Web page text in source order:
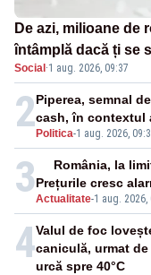
De azi, milioane de
întâmplă dacă ți se
Social ·1 aug. 2026, 09:37
2 Politica-1 aug. 2026,
Piperea, semnal
cash, în contextul
3Actualitate-1 aug. 2026,
România, la
Prețurile cresc
4Valul de foc
caniculă, urmat
urcă spre 40°C